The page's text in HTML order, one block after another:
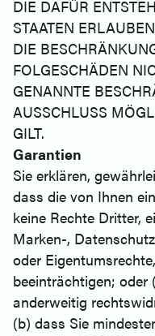
DIE DAFÜR
STAATEN
DIE
FOLGESCHÄDEN
GENANNTE
AUSSCHLUSS
GILT.
Garantien
Sie erklären,
dass die von Ihnen
keine Rechte Dritter,
Marken-,
oder
beeinträchtigen; oder
anderweitig
(b) dass Sie